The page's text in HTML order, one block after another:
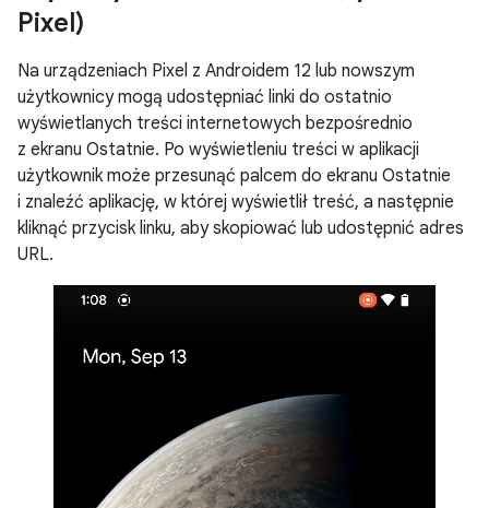
Pixel)
Na urządzeniach Pixel z Androidem 12 lub nowszym
użytkownicy mogą udostępniać linki do ostatnio
wyświetlanych treści internetowych bezpośrednio
z ekranu Ostatnie. Po wyświetleniu treści w aplikacji
użytkownik może przesunąć palcem do ekranu Ostatnie
i znaleźć aplikację, w której wyświetlił treść, a następnie
kliknąć przycisk linku, aby skopiować lub udostępnić adres
URL.